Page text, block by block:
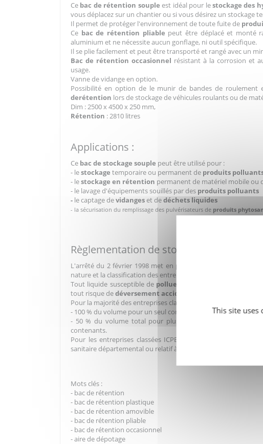
Ce bac de rétention soupleest idéal pour lestockage des
vous déplacez sur un chantier ou si vous désirez un stockage
Il permet de protéger l'environnement de toute fuite de
Ce bac de rétention pliable peut être déplacé et monté
aluminium et ne nécessite aucun gonflage, ni outil spécifique.
Il se plie facilement et peut être transporté et rangé avec un
Bac de rétention occasionnel résistant à la corrosion et
usage.
Vanne de vidange en option.
Possibilité en option de le munir de bandes de
derétention lors de stockage de véhicules roulants ou de
Dim : 2500 x 4500 x 250 mm,
Rétention : 2810 litres
Applications :
Ce bac de stockage souple peut être utilisé pour :
- lestockage temporaire ou permanent de produits
- lestockage en rétention permanent de matériel mobile ou
- le lavage d'équipements souillés par des produits polluants
- le captage devidangeset dedéchets liquides
- la sécurisation du remplissage des pulvérisateurs de produits
Règlementation de stockage :
L'arrêté du 2 février 1998 met en place une réglementation
nature et la classification des entreprises.
Tout liquide susceptible depolluer les sols ou les rivières
tout risque dedéversement accidentel
Pour la majorité des entreprises classées la capacité de
- 100 % du volume pour un seul contenant
- 50 % du volume total pour plusieurs contenants sans
contenants.
Pour les entreprises classées ICPE soumises à déclaration
sanitaire départemental ou relatif à leur activité.
Mots clés :
- bac de rétention
- bac de rétention plastique
- bac de rétention amovible
- bac de rétention pliable
- bac de rétention occasionnel
- aire de dépotage
This site